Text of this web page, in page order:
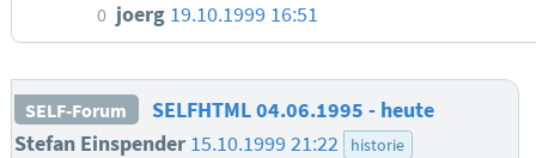
0 joerg 19.10.1999 16:51
SELF-Forum
SELFHTML 04.06.1995 - heute
Stefan Einspender 15.10.1999 21:22 historie